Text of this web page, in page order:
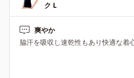
ク L
爽やか
脇汗を吸収し速乾性もあり快適な着